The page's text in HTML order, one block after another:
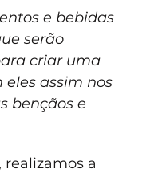
e bebidas
serão
criar uma
eles assim nos
bençãos e
realizamos a